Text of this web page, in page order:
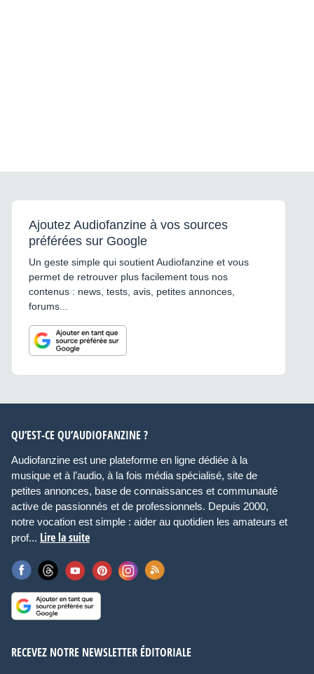
Ajoutez Audiofanzine à vos sources
préférées sur Google
Un geste simple qui soutient Audiofanzine et vous
permet de retrouver plus facilement tous nos
contenus : news, tests, avis, petites annonces,
forums...
QU’EST-CE QU’AUDIOFANZINE ?
Audiofanzine est une plateforme en ligne dédiée à la
musique et à l’audio, à la fois média spécialisé, site de
petites annonces, base de connaissances et communauté
active de passionnés et de professionnels. Depuis 2000,
notre vocation est simple : aider au quotidien les amateurs et
prof... Lire la suite
RECEVEZ NOTRE NEWSLETTER ÉDITORIALE